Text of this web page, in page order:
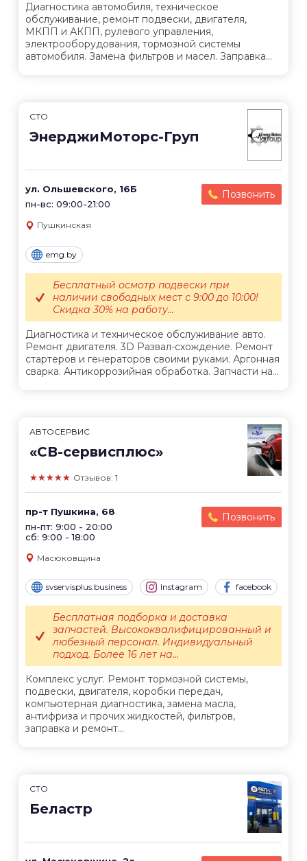
Диагностика автомобиля, техническое
обслуживание, ремонт подвески, двигателя,
МКПП и АКПП, рулевого управления,
электрооборудования, тормозной системы
автомобиля. Замена фильтров и масел. Заправка...
СТО
ЭнерджиМоторс-Груп
ул. Ольшевского, 16Б
пн-вс: 09:00-21:00
Позвонить
Пушкинская
emg.by
Диагностика и техническое обслуживание авто.
Ремонт двигателя. 3D Развал-схождение. Ремонт
стартеров и генераторов своими руками. Аргонная
сварка. Антикоррозийная обработка. Запчасти на...
Бесплатный осмотр подвески при
наличии свободных мест с 9:00 до 10:00!
Скидка 30% на работу...
АВТОСЕРВИС
«СВ-сервисплюс»
★★★★★ Отзывов: 1
пр-т Пушкина, 68
пн-пт: 9:00 - 20:00
сб: 9:00 - 18:00
Позвонить
Масюковщина
svservisplus.business Instagram facebook
Комплекс услуг. Ремонт тормозной системы,
подвески, двигателя, коробки передач,
компьютерная диагностика, замена масла,
антифриза и прочих жидкостей, фильтров,
заправка и ремонт...
Бесплатная подборка и доставка
запчастей. Высококвалифицированный и
любезный персонал. Индивидуальный
подход. Более 16 лет на...
СТО
Беластр